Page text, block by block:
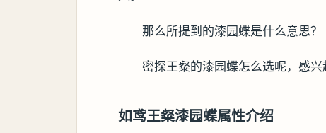
那么所提到的漆园蝶是什么意思？
密探王粲的漆园蝶怎么选呢，感兴
如鸢王粲漆园蝶属性介绍